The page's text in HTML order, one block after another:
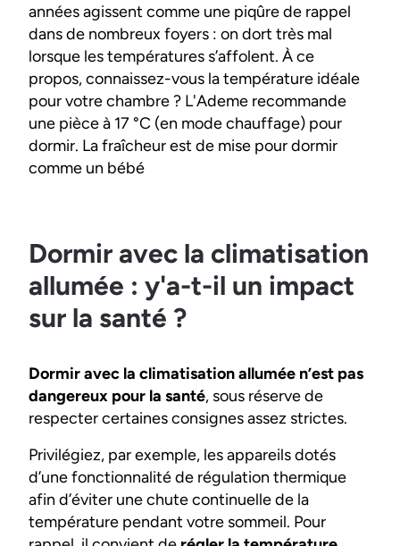
années agissent comme une piqûre de rappel
dans de nombreux foyers : on dort très mal
lorsque les températures s’affolent. À ce
propos, connaissez-vous la température idéale
pour votre chambre ? L'Ademe recommande
une pièce à 17 °C (en mode chauffage) pour
dormir. La fraîcheur est de mise pour dormir
comme un bébé
Dormir avec la climatisation
allumée : y'a-t-il un impact
sur la santé ?
Dormir avec la climatisation allumée n’est pas
dangereux pour la santé, sous réserve de
respecter certaines consignes assez strictes.
Privilégiez, par exemple, les appareils dotés
d’une fonctionnalité de régulation thermique
afin d’éviter une chute continuelle de la
température pendant votre sommeil. Pour